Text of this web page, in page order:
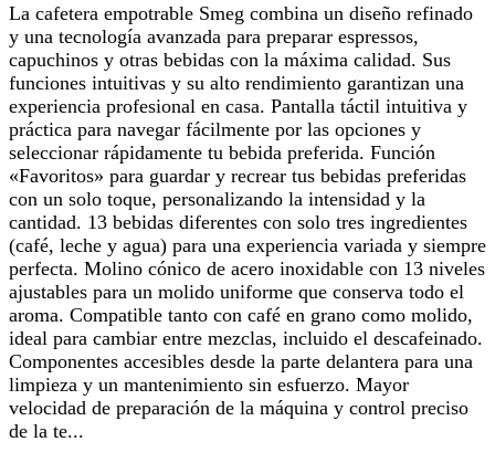
La cafetera empotrable Smeg combina un diseño refinado
y una tecnología avanzada para preparar espressos,
capuchinos y otras bebidas con la máxima calidad. Sus
funciones intuitivas y su alto rendimiento garantizan una
experiencia profesional en casa. Pantalla táctil intuitiva y
práctica para navegar fácilmente por las opciones y
seleccionar rápidamente tu bebida preferida. Función
«Favoritos» para guardar y recrear tus bebidas preferidas
con un solo toque, personalizando la intensidad y la
cantidad. 13 bebidas diferentes con solo tres ingredientes
(café, leche y agua) para una experiencia variada y siempre
perfecta. Molino cónico de acero inoxidable con 13 niveles
ajustables para un molido uniforme que conserva todo el
aroma. Compatible tanto con café en grano como molido,
ideal para cambiar entre mezclas, incluido el descafeinado.
Componentes accesibles desde la parte delantera para una
limpieza y un mantenimiento sin esfuerzo. Mayor
velocidad de preparación de la máquina y control preciso
de la te...